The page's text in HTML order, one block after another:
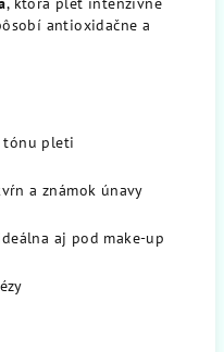
antioxidačne a
tónu pleti
a známok únavy
aj pod make-up